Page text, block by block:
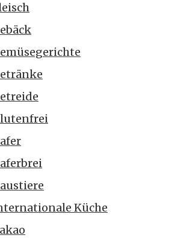
Küche